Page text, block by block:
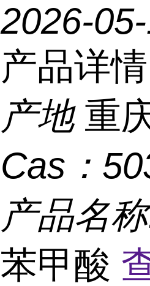
2026-
产品详情
产地 重
Cas：
产品名称
苯甲酸